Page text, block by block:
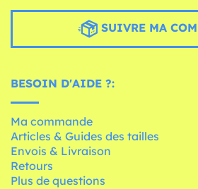
SUIVRE MA
BESOIN D'AIDE ?:
Ma commande
Articles & Guides des tailles
Envois & Livraison
Retours
Plus de questions